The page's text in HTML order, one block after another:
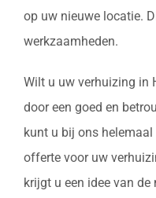
op uw nieuwe locatie.
werkzaamheden.
Wilt u uw verhuizing in
door een goed en
kunt u bij ons
offerte voor uw
krijgt u een idee van